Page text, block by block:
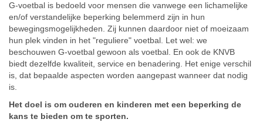
G-voetbal is bedoeld voor mensen die vanwege een lichamelijke
en/of verstandelijke beperking belemmerd zijn in hun
bewegingsmogelijkheden. Zij kunnen daardoor niet of moeizaam
hun plek vinden in het "reguliere" voetbal. Let wel: we
beschouwen G-voetbal gewoon als voetbal. En ook de KNVB
biedt dezelfde kwaliteit, service en benadering. Het enige verschil
is, dat bepaalde aspecten worden aangepast wanneer dat nodig
is.
Het doel is om ouderen en kinderen met een beperking de
kans te bieden om te sporten.